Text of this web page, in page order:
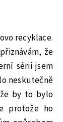
recyklace.
že
sérii jsem
neskutečně
by to bylo
protože ho